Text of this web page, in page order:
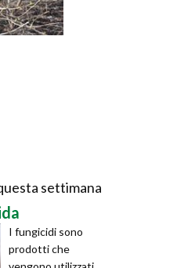
settimana
I fungicidi sono
prodotti che